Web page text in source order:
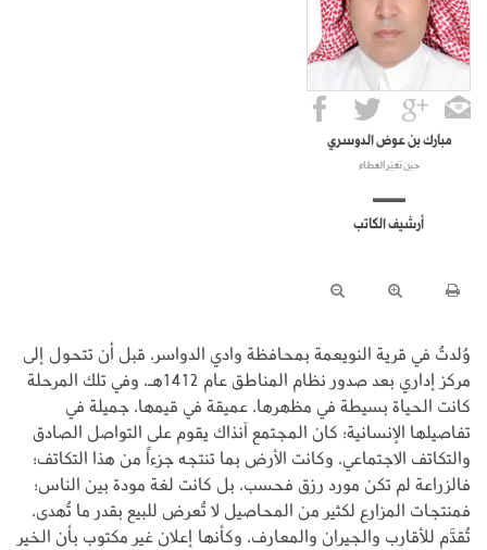
مبارك بن عوض الدوسري
حين تغيّر العطاء
أرشيف الكاتب
وُلدتُ في قرية النويعمة بمحافظة وادي الدواسر، قبل أن تتحول إلى
مركز إداري بعد صدور نظام المناطق عام 1412هـ، وفي تلك المرحلة
كانت الحياة بسيطة في مظهرها، عميقة في قيمها، جميلة في
تفاصيلها الإنسانية؛ كان المجتمع آنذاك يقوم على التواصل الصادق
والتكاتف الاجتماعي، وكانت الأرض بما تنتجه جزءاً من هذا التكاتف؛
فالزراعة لم تكن مورد رزق فحسب، بل كانت لغة مودة بين الناس؛
فمنتجات المزارع لكثير من المحاصيل لا تُعرض للبيع بقدر ما تُهدى،
تُقدَّم للأقارب والجيران والمعارف، وكأنها إعلان غير مكتوب بأن الخير